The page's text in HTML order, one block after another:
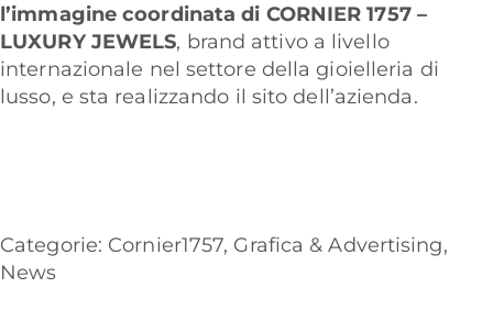
l’immagine coordinata di CORNIER 1757 –
LUXURY JEWELS, brand attivo a livello
internazionale nel settore della gioielleria di
lusso, e sta realizzando il sito dell’azienda.
Categorie: Cornier1757, Grafica & Advertising,
News